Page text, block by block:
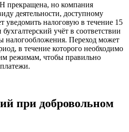
прекращена, но компания
деятельности, доступному
уведомить налоговую в течение 15
учёт в соответствии
налогообложения. Переход может
в течение которого необходимо
режимам, чтобы правильно
при добровольном